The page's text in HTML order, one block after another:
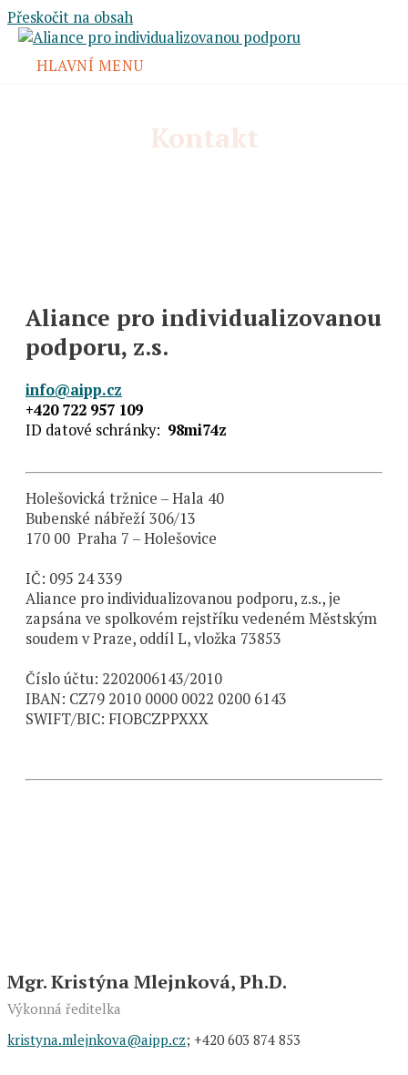
Přeskočit na obsah
HLAVNÍ MENU
Kontakt
Aliance pro individualizovanou
podporu, z.s.
info@aipp.cz
+420 722 957 109
ID datové schránky: 98mi74z
Holešovická tržnice – Hala 40
Bubenské nábřeží 306/13
170 00 Praha 7 – Holešovice
IČ: 095 24 339
Aliance pro individualizovanou podporu, z.s., je
zapsána ve spolkovém rejstříku vedeném Městským
soudem v Praze, oddíl L, vložka 73853
Číslo účtu: 2202006143/2010
IBAN: CZ79 2010 0000 0022 0200 6143
SWIFT/BIC: FIOBCZPPXXX
Mgr. Kristýna Mlejnková, Ph.D.
Výkonná ředitelka
kristyna.mlejnkova@aipp.cz; +420 603 874 853